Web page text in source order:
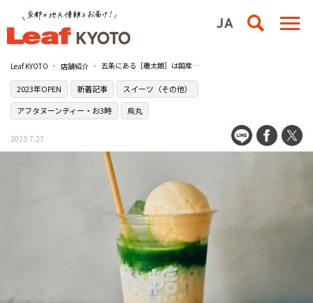
Leaf KYOTO 店舗紹介 五条にある［糖太朗］は国産の砂糖が主役の店
2023年OPEN 新着記事
スイーツ（その他）
アフタヌーンティー・お3時
烏丸
2023.7.27